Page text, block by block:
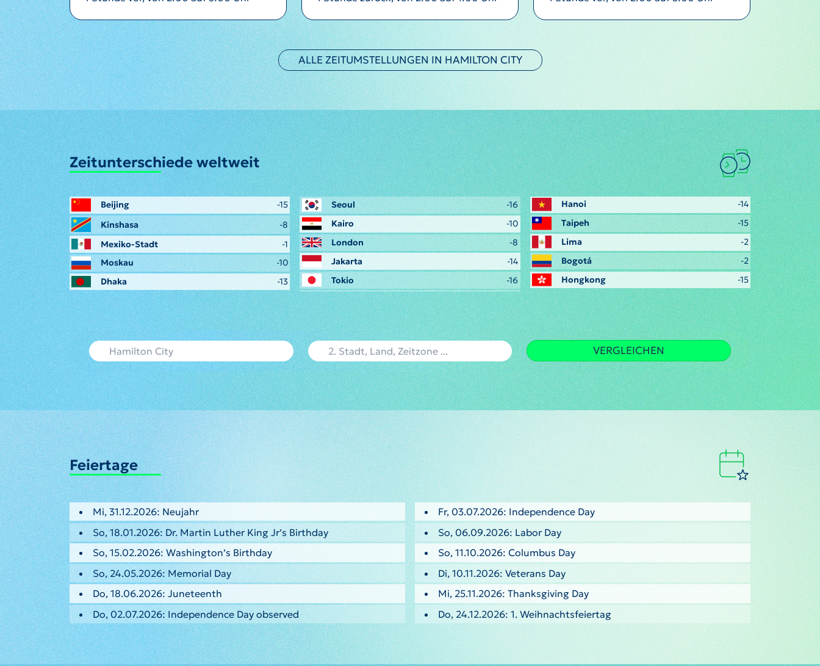
ALLE ZEITUMSTELLUNGEN IN HAMILTON CITY
Zeitunterschiede weltweit
Beijing
-15
Kinshasa
-8
Mexiko-Stadt
-1
Moskau
-10
Dhaka
-13
Seoul
-16
Kairo
-10
London
-8
Jakarta
-14
Tokio
-16
Hanoi
-14
Taipeh
-15
Lima
-2
Bogotá
-2
Hongkong
-15
VERGLEICHEN
Feiertage
Mi, 31.12.2026: Neujahr
So, 18.01.2026: Dr. Martin Luther King Jr’s Birthday
So, 15.02.2026: Washington’s Birthday
So, 24.05.2026: Memorial Day
Do, 18.06.2026: Juneteenth
Do, 02.07.2026: Independence Day observed
Fr, 03.07.2026: Independence Day
So, 06.09.2026: Labor Day
So, 11.10.2026: Columbus Day
Di, 10.11.2026: Veterans Day
Mi, 25.11.2026: Thanksgiving Day
Do, 24.12.2026: 1. Weihnachtsfeiertag